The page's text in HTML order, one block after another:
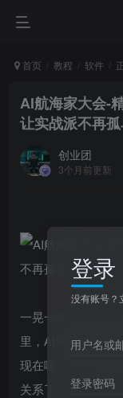
首页 教程 软件
AI航海家大会-
让实战派不再
创业团
3个月前更新
一晃一年过去了，
里，AI对各行各业
现在呢，你只要走
关系了。
登录
没有账号？
用户名或
登录密码